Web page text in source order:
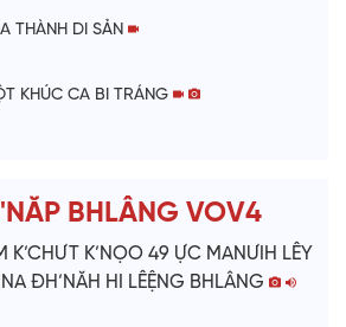
V
i
e
o
THÀNH DI SẢN
KHÚC CA BI TRÁNG
BHLÂNG VOV4
K’CHƯT K’NỌO 49 ỰC MANƯIH LÊY
ĐH’NĂH HI LÊỆNG BHLÂNG